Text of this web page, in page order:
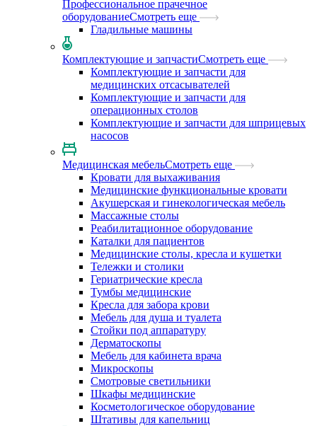
Профессиональное прачечное
оборудованиеСмотреть еще
Гладильные машины
Комплектующие и запчастиСмотреть еще
Комплектующие и запчасти для
медицинских отсасывателей
Комплектующие и запчасти для
операционных столов
Комплектующие и запчасти для шприцевых
насосов
Медицинская мебельСмотреть еще
Кровати для выхаживания
Медицинские функциональные кровати
Акушерская и гинекологическая мебель
Массажные столы
Реабилитационное оборудование
Каталки для пациентов
Медицинские столы, кресла и кушетки
Тележки и столики
Гериатрические кресла
Тумбы медицинские
Кресла для забора крови
Мебель для душа и туалета
Стойки под аппаратуру
Дерматоскопы
Мебель для кабинета врача
Микроскопы
Смотровые светильники
Шкафы медицинские
Косметологическое оборудование
Штативы для капельниц